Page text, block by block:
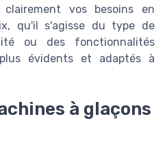
vos besoins en
qu'il s'agisse du type de
ou des fonctionnalités
évidents et adaptés à
à glaçons